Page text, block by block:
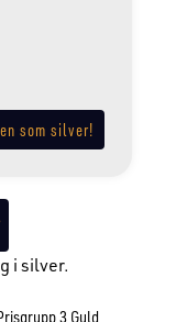
som silver!
i silver.
3 Guld